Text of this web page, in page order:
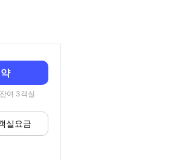
여 3객실
실요금